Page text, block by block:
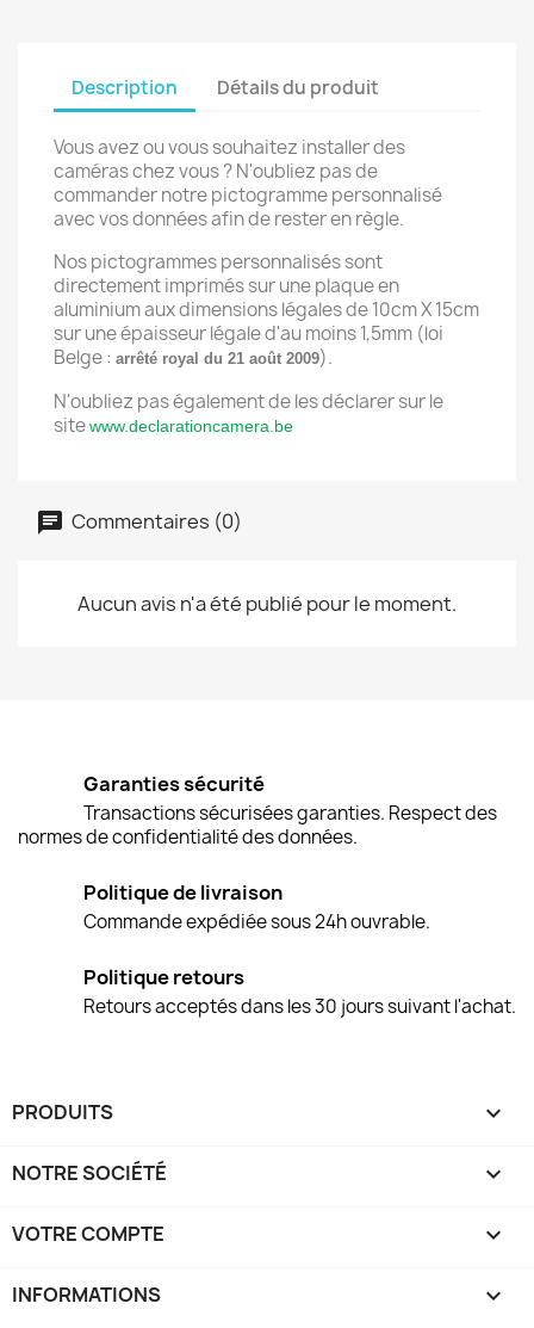
Description Détails du produit
Vous avez ou vous souhaitez installer des
caméras chez vous ? N'oubliez pas de
commander notre pictogramme personnalisé
avec vos données afin de rester en règle.
Nos pictogrammes personnalisés sont
directement imprimés sur une plaque en
aluminium aux dimensions légales de 10cm X 15cm
sur une épaisseur légale d'au moins 1,5mm (loi
Belge : arrêté royal du 21 août 2009).
N'oubliez pas également de les déclarer sur le
sitewww.declarationcamera.be
Commentaires (0)
Aucun avis n'a été publié pour le moment.
Garanties sécurité
Transactions sécurisées garanties. Respect des
normes de confidentialité des données.
Politique de livraison
Commande expédiée sous 24h ouvrable.
Politique retours
Retours acceptés dans les 30 jours suivant l'achat.
PRODUITS 
NOTRE SOCIÉTÉ 
VOTRE COMPTE 
INFORMATIONS keyboard_arrow_down